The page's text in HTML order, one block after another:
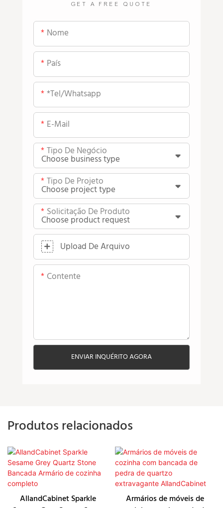
GET A FREE QUOTE
Nome
País
*tel/whatsapp
E-Mail
Tipo De Negócio
Tipo De Projeto
Solicitação De Produto
Upload De Arquivo
Contente
ENVIAR INQUÉRITO AGORA
Produtos relacionados
AllandCabinet Sparkle
Armários de móveis de